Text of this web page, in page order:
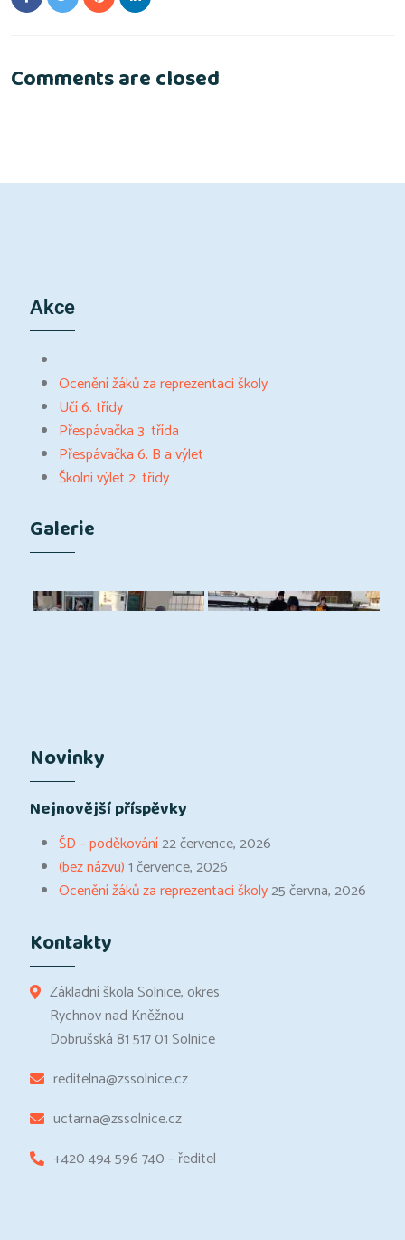
Comments are closed
Akce
Ocenění žáků za reprezentaci školy
Učí 6. třídy
Přespávačka 3. třída
Přespávačka 6. B a výlet
Školní výlet 2. třídy
Galerie
Novinky
Nejnovější příspěvky
ŠD – poděkování22 července, 2026
(bez názvu)1 července, 2026
Ocenění žáků za reprezentaci školy25 června, 2026
Kontakty
Základní škola Solnice, okres
Rychnov nad Kněžnou
Dobrušská 81 517 01 Solnice
reditelna@zssolnice.cz
uctarna@zssolnice.cz
+420 494 596 740 – ředitel